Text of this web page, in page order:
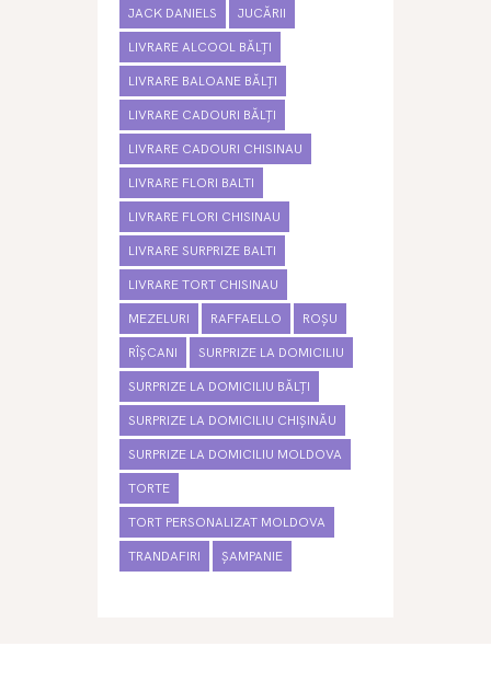
JACK DANIELS JUCĂRII
LIVRARE ALCOOL BĂLȚI
LIVRARE BALOANE BĂLȚI
LIVRARE CADOURI BĂLȚI
LIVRARE CADOURI CHISINAU
LIVRARE FLORI BALTI
LIVRARE FLORI CHISINAU
LIVRARE SURPRIZE BALTI
LIVRARE TORT CHISINAU
MEZELURI RAFFAELLO ROȘU
RÎȘCANI SURPRIZE LA DOMICILIU
SURPRIZE LA DOMICILIU BĂLȚI
SURPRIZE LA DOMICILIU CHIȘINĂU
SURPRIZE LA DOMICILIU MOLDOVA
TORTE
TORT PERSONALIZAT MOLDOVA
TRANDAFIRI ȘAMPANIE